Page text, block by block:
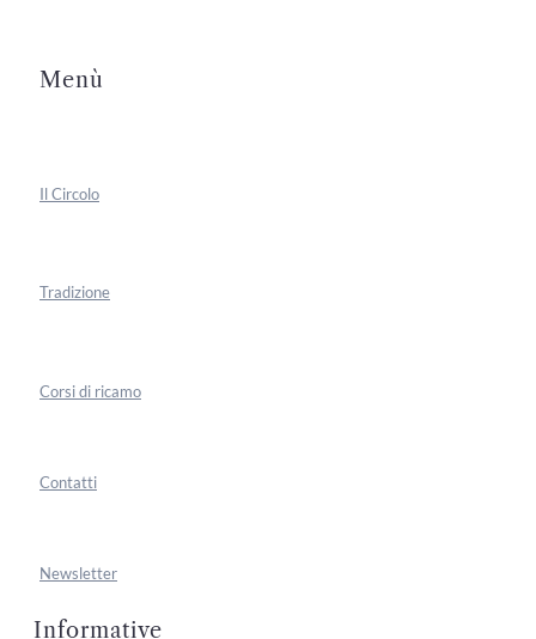
Menù
Il Circolo
Tradizione
Corsi di ricamo
Contatti
Newsletter
Informative